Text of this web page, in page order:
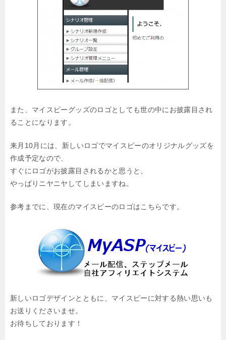
また、マイスピーグッズのロゴとしても世の中にお披露目され
ることになります。
来月10月には、新しいロゴでマイスピーのオリジナルグッズを
作成予定なので、
すぐにロゴがお披露目されるかと思うと、
やっぱりニヤニヤしてしまいますね。
参考までに、現在のマイスピーのロゴはこちらです。
新しいロゴデザインとともに、マイスピーに対する熱い思いも
お送りくださいませ。
お待ちしております！